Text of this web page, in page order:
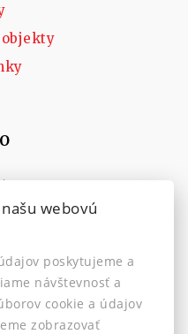
nám
cookies
webovú
poskytujeme a
návštevnosť a
cookie a údajov
zobrazovať